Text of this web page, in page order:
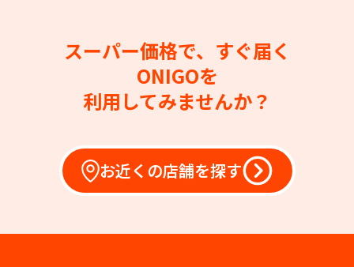
スーパー価格で、すぐ届く
ONIGOを
利用してみませんか？
お近くの店舗を探す